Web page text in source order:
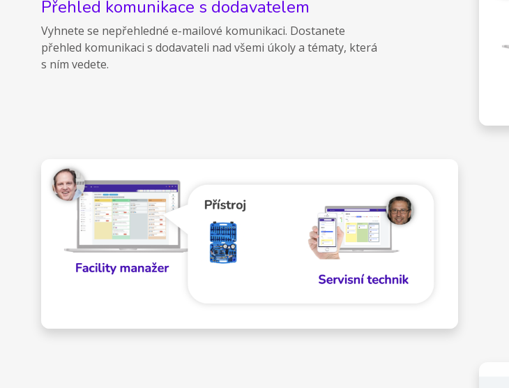
Přehled komunikace s dodavatelem
Vyhnete se nepřehledné e-mailové komunikaci. Dostanete
přehled komunikaci s dodavateli nad všemi úkoly a tématy, která
s ním vedete.